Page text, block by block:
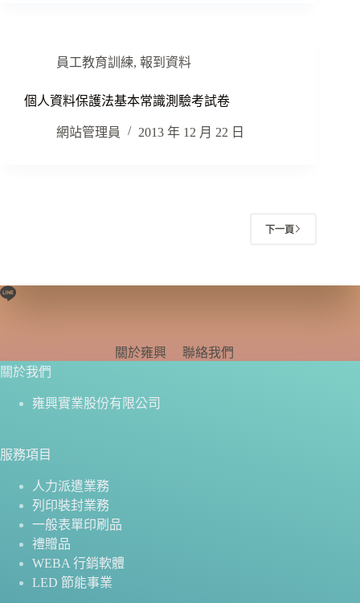
員工教育訓練, 報到資料
個人資料保護法基本常識測驗考試卷
網站管理員 2013 年 12 月 22 日
下一頁
關於雍興
聯絡我們
關於我們
雍興實業股份有限公司
服務項目
人力派遣業務
列印裝封業務
一般表單印刷品
禮贈品
WEBA 行銷軟體
LED 節能事業